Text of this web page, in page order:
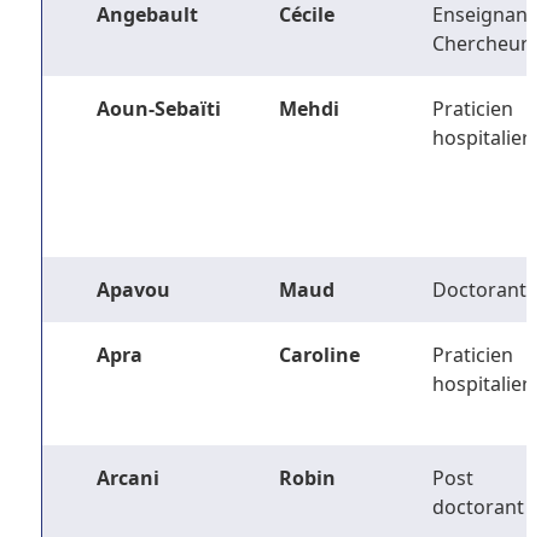
Angebault Cécile
Enseignant-
Chercheur
Aoun-Sebaïti Mehdi
Praticien
hospitalier
Apavou Maud Doctorant
Apra Caroline
Praticien
hospitalier
Arcani Robin
Post
doctorant